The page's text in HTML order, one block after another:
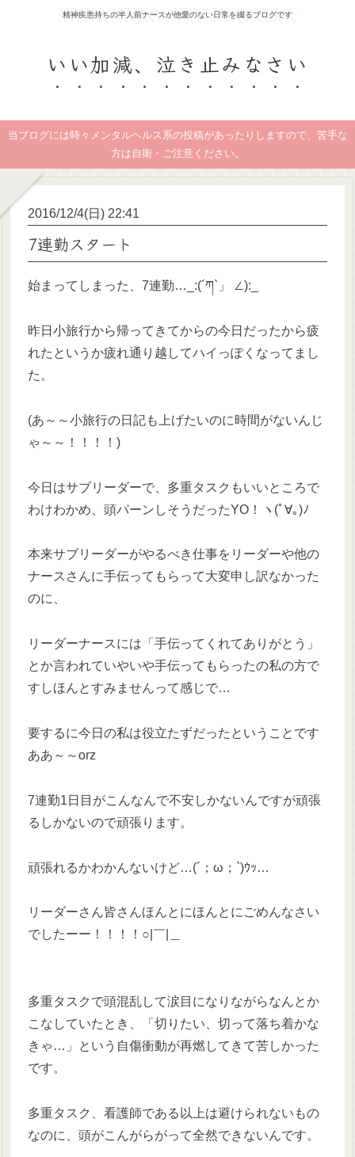
精神疾患持ちの半人前ナースが他愛のない日常を綴るブログです
いい加減、泣き止みなさい
当ブログには時々メンタルヘルス系の投稿があったりしますので、苦手な
方は自衛・ご注意ください。
2016/12/4(日) 22:41
7連勤スタート
始まってしまった、7連勤…_:(´ཀ`」 ∠):_
昨日小旅行から帰ってきてからの今日だったから疲
れたというか疲れ通り越してハイっぽくなってまし
た。
(あ～～小旅行の日記も上げたいのに時間がないんじ
ゃ～～！！！！)
今日はサブリーダーで、多重タスクもいいところで
わけわかめ、頭パーンしそうだったYO！ヽ(ﾟ∀｡)ﾉ
本来サブリーダーがやるべき仕事をリーダーや他の
ナースさんに手伝ってもらって大変申し訳なかった
のに、
リーダーナースには「手伝ってくれてありがとう」
とか言われていやいや手伝ってもらったの私の方で
すしほんとすみませんって感じで…
要するに今日の私は役立たずだったということです
ああ～～orz
7連勤1日目がこんなんで不安しかないんですが頑張
るしかないので頑張ります。
頑張れるかわかんないけど…(´；ω；`)ｳｯ…
リーダーさん皆さんほんとにほんとにごめんなさい
でしたーー！！！！○|￣|＿
多重タスクで頭混乱して涙目になりながらなんとか
こなしていたとき、「切りたい、切って落ち着かな
きゃ…」という自傷衝動が再燃してきて苦しかった
です。
多重タスク、看護師である以上は避けられないもの
なのに、頭がこんがらがって全然できないんです。